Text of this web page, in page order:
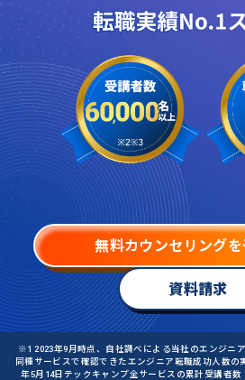
無料カウンセリングを
資料請求
※1 2023年9月時点、自社調べによる当社のエンジニ
同種サービスで確認できたエンジニア転職成功人数の
年5月14日テックキャンプ全サービスの累計受講者